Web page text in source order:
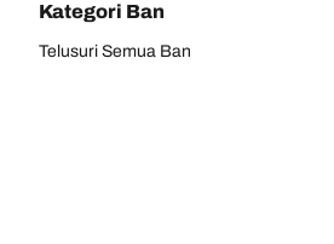
Kategori Ban
Telusuri Semua Ban